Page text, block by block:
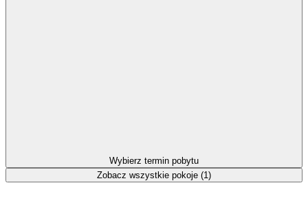
Wybierz termin pobytu
Zobacz wszystkie pokoje (1)